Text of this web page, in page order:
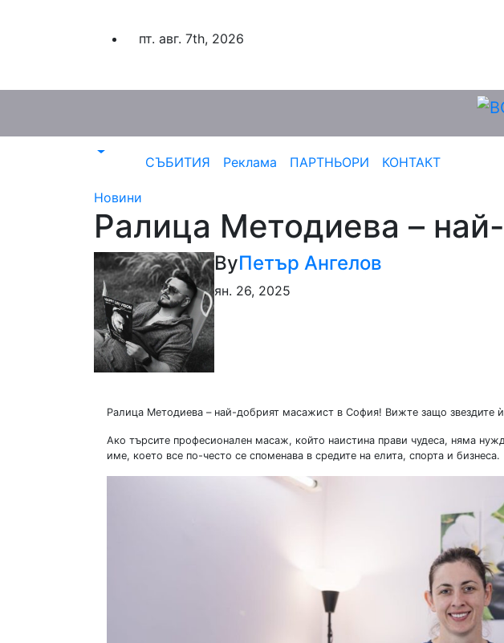
пт. авг. 7th, 2026
СЪБИТИЯ Реклама ПАРТНЬОРИ КОНТАКТ
Новини
Ралица Методиева –
ByПетър Ангелов
ян. 26, 2025
Ралица Методиева – най-добрият масажист в София! Вижте защо звездите ѝ
Ако търсите професионален масаж, който наистина прави чудеса, няма
име, което все по-често се споменава в средите на елита, спорта и бизнеса.